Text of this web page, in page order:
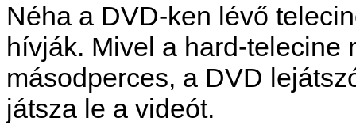
Néha a DVD-ken lévő
hívják. Mivel a hard-telecine
másodperces, a DVD
játsza le a videót.